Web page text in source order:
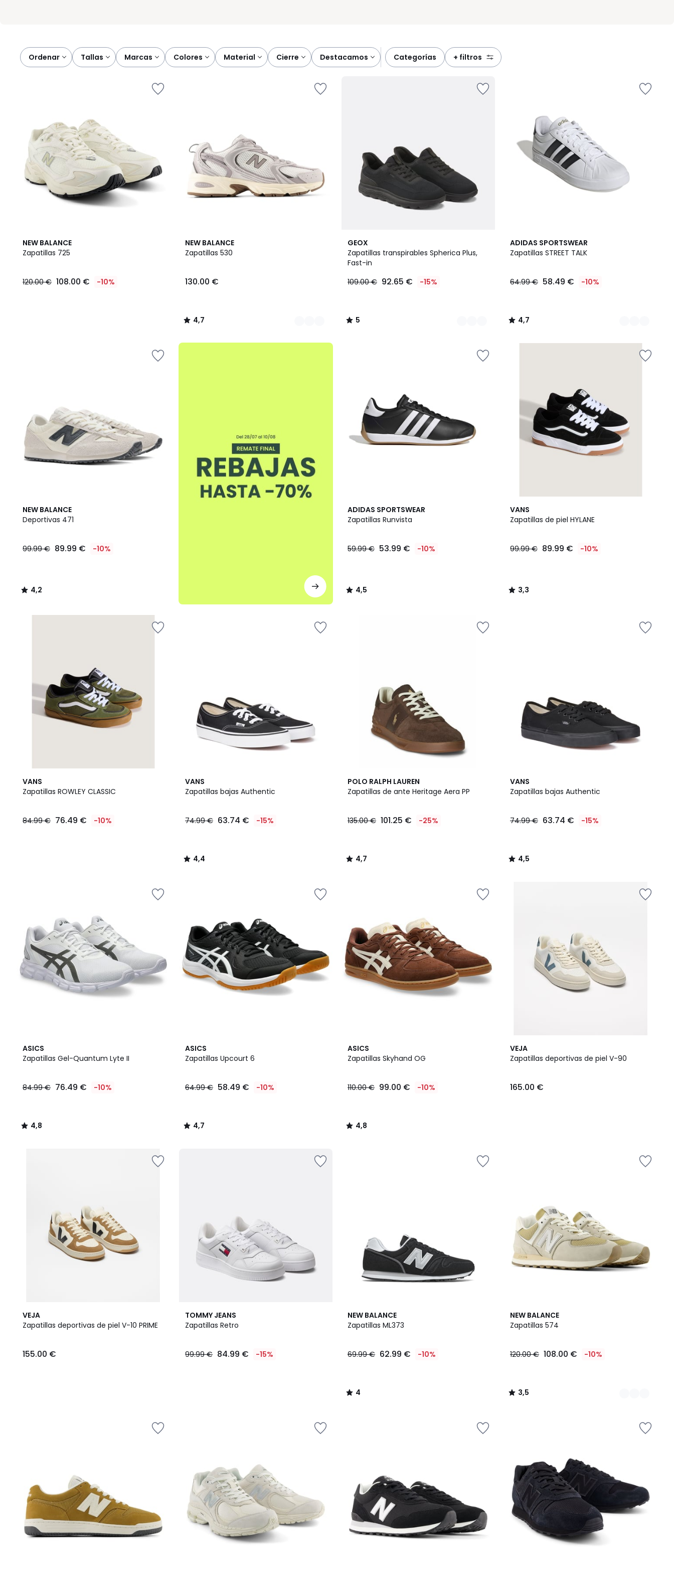
Ordenar tallas marcas colores material cierre destacamos categorías + filtros
NEW BALANCE
Zapatillas 725
€
120.00 € 108.00 € -10%
NEW BALANCE
Zapatillas 530
130.00 €
4,7
/ 5
3
Colores
4,7
/
GEOX
Zapatillas transpirables Spherica Plus,
Fast-in
109.00 € 92.65 € -15%
5
/
5
2
Colores
5
/
ADIDAS SPORTSWEAR
Zapatillas STREET TALK
64.99 € 58.49 € -10%
4,7
/ 5
2
Colores
4,7
/
NEW BALANCE
Deportivas 471
99.99 € 89.99 € -10%
4,2
/ 5
4,2
/
.
ADIDAS SPORTSWEAR
Zapatillas Runvista
59.99 € 53.99 € -10%
4,5
/ 5
4,5
/
VANS
Zapatillas de piel HYLANE
99.99 € 89.99 € -10%
3,3
/ 5
3,3
/
VANS
Zapatillas ROWLEY CLASSIC
84.99 € 76.49 € -10%
VANS
Zapatillas bajas Authentic
74.99 € 63.74 € -15%
4,4
/ 5
4,4
/
POLO RALPH LAUREN
Zapatillas de ante Heritage Aera PP
135.00 € 101.25 € -25%
4,7
/ 5
4,7
/
VANS
Zapatillas bajas Authentic
74.99 € 63.74 € -15%
4,5
/ 5
4,5
/
ASICS
Zapatillas Gel-Quantum Lyte II
84.99 € 76.49 € -10%
4,8
/ 5
4,8
/
ASICS
Zapatillas Upcourt 6
64.99 € 58.49 € -10%
4,7
/ 5
4,7
/
ASICS
Zapatillas Skyhand OG
110.00 € 99.00 € -10%
4,8
/ 5
4,8
/
VEJA
Zapatillas deportivas de piel V-90
165.00 €
VEJA
Zapatillas deportivas de piel V-10 PRIME
155.00 €
TOMMY JEANS
Zapatillas Retro
99.99 € 84.99 € -15%
NEW BALANCE
Zapatillas ML373
69.99 € 62.99 € -10%
4
/
4
/
NEW BALANCE
Zapatillas 574
120.00 € 108.00 € -10%
3,5
/ 5
2
Colores
3,5
/